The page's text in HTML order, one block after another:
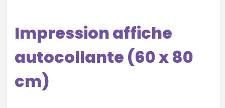
Impression affiche
autocollante (60 x 80
cm)